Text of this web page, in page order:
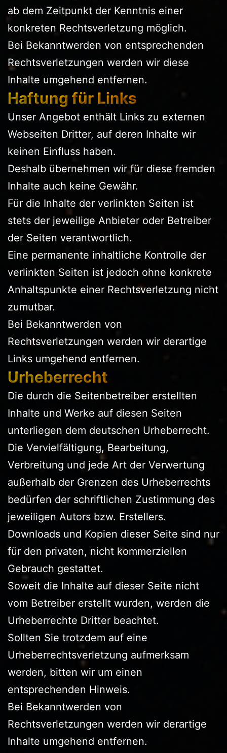
ab dem Zeitpunkt der Kenntnis einer
konkreten Rechtsverletzung möglich.
Bei Bekanntwerden von entsprechenden
Rechtsverletzungen werden wir diese
Inhalte umgehend entfernen.
Haftung für Links
Unser Angebot enthält Links zu externen
Webseiten Dritter, auf deren Inhalte wir
keinen Einfluss haben.
Deshalb übernehmen wir für diese fremden
Inhalte auch keine Gewähr.
Für die Inhalte der verlinkten Seiten ist
stets der jeweilige Anbieter oder Betreiber
der Seiten verantwortlich.
Eine permanente inhaltliche Kontrolle der
verlinkten Seiten ist jedoch ohne konkrete
Anhaltspunkte einer Rechtsverletzung nicht
zumutbar.
Bei Bekanntwerden von
Rechtsverletzungen werden wir derartige
Links umgehend entfernen.
Urheberrecht
Die durch die Seitenbetreiber erstellten
Inhalte und Werke auf diesen Seiten
unterliegen dem deutschen Urheberrecht.
Die Vervielfältigung, Bearbeitung,
Verbreitung und jede Art der Verwertung
außerhalb der Grenzen des Urheberrechts
bedürfen der schriftlichen Zustimmung des
jeweiligen Autors bzw. Erstellers.
Downloads und Kopien dieser Seite sind nur
für den privaten, nicht kommerziellen
Gebrauch gestattet.
Soweit die Inhalte auf dieser Seite nicht
vom Betreiber erstellt wurden, werden die
Urheberrechte Dritter beachtet.
Sollten Sie trotzdem auf eine
Urheberrechtsverletzung aufmerksam
werden, bitten wir um einen
entsprechenden Hinweis.
Bei Bekanntwerden von
Rechtsverletzungen werden wir derartige
Inhalte umgehend entfernen.